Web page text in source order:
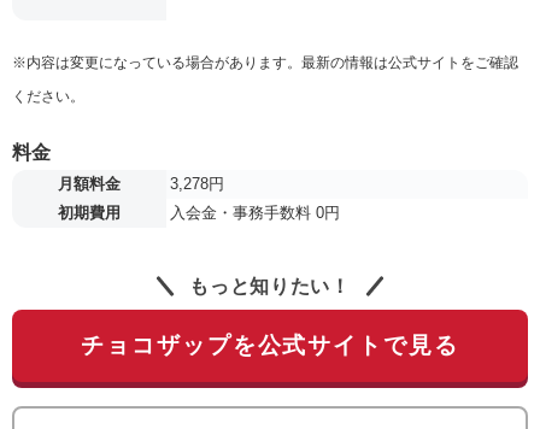
※内容は変更になっている場合があります。最新の情報は公式サイトをご確認
ください。
料金
月額料金
3,278円
初期費用
入会金・事務手数料 0円
もっと知りたい！
チョコザップを公式サイトで見る